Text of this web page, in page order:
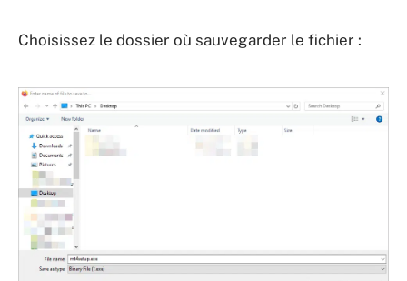
Choisissez le dossier où sauvegarder le fichier :